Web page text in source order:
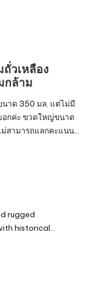
วเหลือง
กล้าม
นาด 350 มล. แต่ไม่มี
กค่ะ ขวดใหญ่ขนาด
สามารถแลกคะแนน…
rugged
historical…